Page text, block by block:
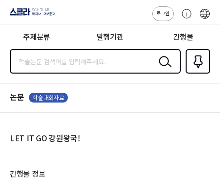
지사·교보문고
로그인
센
주제분류 발행기관 간행물
검색
즐겨찾
기0
논문 학술대회자료
LET IT GO 강원왕국!
간행물 정보